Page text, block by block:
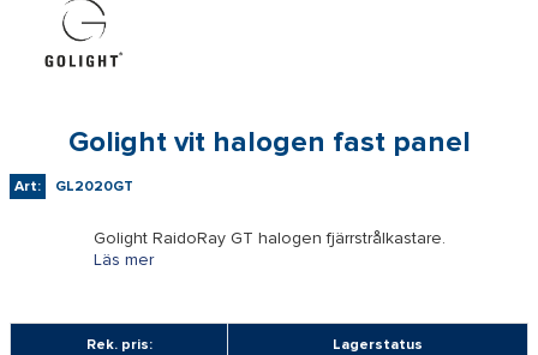
Golight vit halogen fast panel
Art: GL2020GT
Golight RaidoRay GT halogen fjärrstrålkastare.
Läs mer
Rek. pris: Lagerstatus